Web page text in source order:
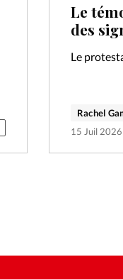
Le
des
Le
Rachel
15 Juil 2026